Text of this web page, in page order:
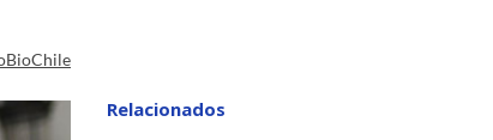
Relacionados